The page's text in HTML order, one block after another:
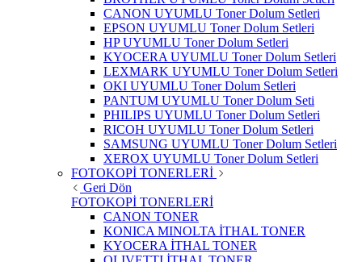
CANON UYUMLU Toner Dolum Setleri
EPSON UYUMLU Toner Dolum Setleri
HP UYUMLU Toner Dolum Setleri
KYOCERA UYUMLU Toner Dolum Setleri
LEXMARK UYUMLU Toner Dolum Setleri
OKI UYUMLU Toner Dolum Setleri
PANTUM UYUMLU Toner Dolum Seti
PHILIPS UYUMLU Toner Dolum Setleri
RICOH UYUMLU Toner Dolum Setleri
SAMSUNG UYUMLU Toner Dolum Setleri
XEROX UYUMLU Toner Dolum Setleri
FOTOKOPİ TONERLERİ
Geri Dön
FOTOKOPİ TONERLERİ
CANON TONER
KONICA MINOLTA İTHAL TONER
KYOCERA İTHAL TONER